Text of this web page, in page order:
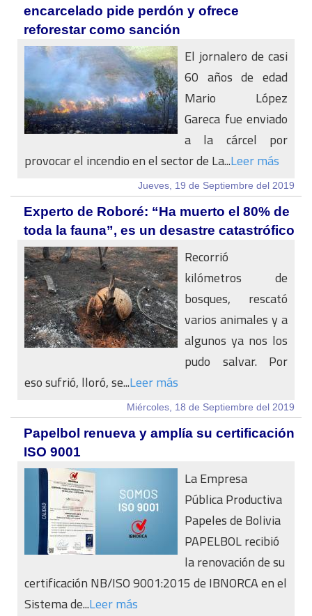
encarcelado pide perdón y ofrece
reforestar como sanción
El jornalero de casi
60 años de edad
Mario López
Gareca fue enviado
a la cárcel por
provocar el incendio en el sector de La...Leer más
Jueves, 19 de Septiembre del 2019
Experto de Roboré: “Ha muerto el 80% de
toda la fauna”, es un desastre catastrófico
Recorrió
kilómetros de
bosques, rescató
varios animales y a
algunos ya nos los
pudo salvar. Por
eso sufrió, lloró, se...Leer más
Miércoles, 18 de Septiembre del 2019
Papelbol renueva y amplía su certificación
ISO 9001
La Empresa
Pública Productiva
Papeles de Bolivia
PAPELBOL recibió
la renovación de su
certificación NB/ISO 9001:2015 de IBNORCA en el
Sistema de...Leer más